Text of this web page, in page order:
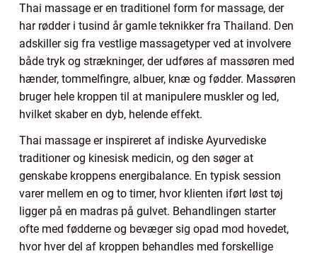
Thai massage er en traditionel form for massage, der
har rødder i tusind år gamle teknikker fra Thailand. Den
adskiller sig fra vestlige massagetyper ved at involvere
både tryk og strækninger, der udføres af massøren med
hænder, tommelfingre, albuer, knæ og fødder. Massøren
bruger hele kroppen til at manipulere muskler og led,
hvilket skaber en dyb, helende effekt.
Thai massage er inspireret af indiske Ayurvediske
traditioner og kinesisk medicin, og den søger at
genskabe kroppens energibalance. En typisk session
varer mellem en og to timer, hvor klienten iført løst tøj
ligger på en madras på gulvet. Behandlingen starter
ofte med fødderne og bevæger sig opad mod hovedet,
hvor hver del af kroppen behandles med forskellige